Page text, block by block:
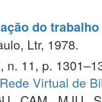
do trabalho
Ltr, 1978.
n. 11, p.
Rede Virtual de